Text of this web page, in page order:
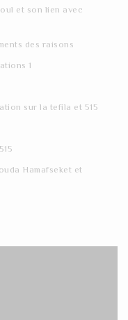
et son lien avec
des raisons
1
sur la tefila et 515
Hamafseket et